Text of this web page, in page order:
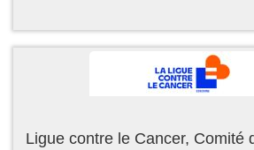
Ligue contre le Cancer, Comité